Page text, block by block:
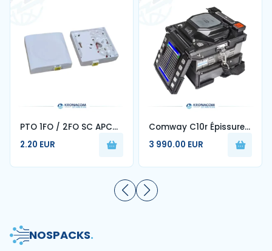
PTO 1FO / 2FO SC APC
monomode pour
français FTTH prise
2.20 EUR
Comway C10r Épissure
de fibre optique à
ruban pour 1-12 cœurs
automatique 70r 88r
90r
3 990.00 EUR
NOSPACKS.